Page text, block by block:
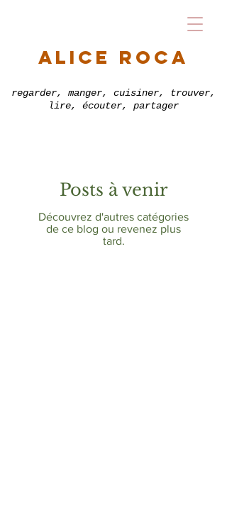
alice roca
regarder, manger, cuisiner, trouver,
lire, écouter, partager
Posts à venir
Découvrez d'autres catégories
de ce blog ou revenez plus
tard.